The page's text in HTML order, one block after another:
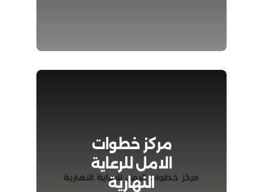
مركز خطوات
الامل للرعاية
النهارية